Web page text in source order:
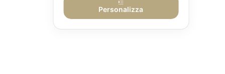
Personalizza